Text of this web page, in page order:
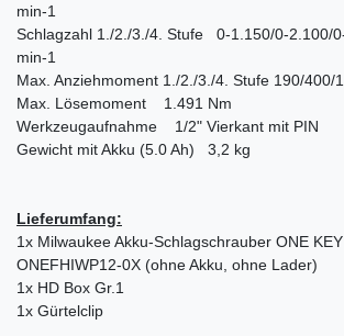
min-1
Schlagzahl 1./2./3./4. Stufe 0-1.150/0-2.100/
min-1
Max. Anziehmoment 1./2./3./4. Stufe 190/400/
Max. Lösemoment 1.491 Nm
Werkzeugaufnahme 1/2" Vierkant mit PIN
Gewicht mit Akku (5.0 Ah) 3,2 kg
Lieferumfang:
1x Milwaukee Akku-Schlagschrauber ONE
ONEFHIWP12-0X (ohne Akku, ohne Lader)
1x HD Box Gr.1
1x Gürtelclip